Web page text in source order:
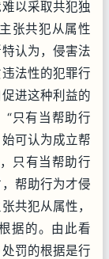
以采取共犯独
张共犯从属性
认为，侵害法
法性的犯罪行
进这种利益的
只有当帮助行
可认为成立帮
只有当帮助行
帮助行为才侵
共犯从属性，
据的。由此看
罚的根据是行